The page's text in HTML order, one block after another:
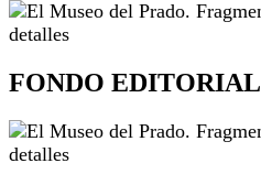
FONDO EDITORIAL